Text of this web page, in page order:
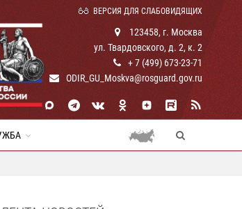
ВЕРСИЯ ДЛЯ СЛАБОВИДЯЩИХ
123458, г. Москва
ул. Твардовского, д. 2, к. 2
+ 7 (499) 673-23-71
ODIR_GU_Moskva@rosguard.gov.ru